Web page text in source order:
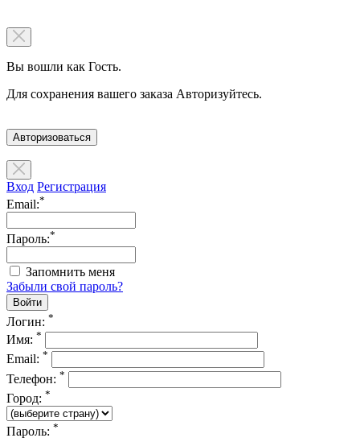
Вы вошли как Гость.
Для сохранения вашего заказа Авторизуйтесь.
Авторизоваться
Вход Регистрация
Email:*
Пароль:*
Запомнить меня
Забыли свой пароль?
Логин: *
Имя: *
Email: *
Телефон: *
Город: *
Пароль: *